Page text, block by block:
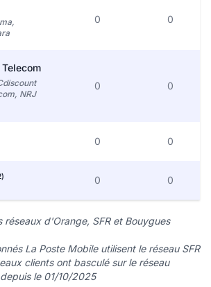
0 0
NRJ
0 0
0 0
0 0
réseaux d'Orange, SFR et Bouygues
La Poste Mobile utilisent le réseau SFR
clients ont basculé sur le réseau
le 01/10/2025